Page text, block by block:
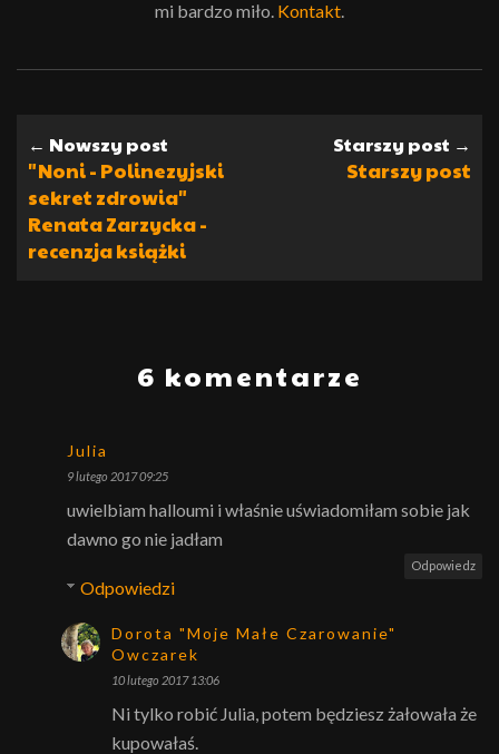
mi bardzo miło. Kontakt.
← Nowszy post
"Noni - Polinezyjski
sekret zdrowia"
Renata Zarzycka -
recenzja książki
Starszy post →
Starszy post
6 komentarze
Julia
9 lutego 2017 09:25
uwielbiam halloumi i właśnie uświadomiłam sobie jak
dawno go nie jadłam
Odpowiedz
Odpowiedzi
Dorota "Moje Małe Czarowanie"
Owczarek
10 lutego 2017 13:06
Ni tylko robić Julia, potem będziesz żałowała że
kupowałaś.